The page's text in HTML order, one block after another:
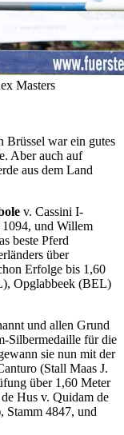
Masters
Brüssel war ein gutes
Aber auch auf
aus dem Land
v. Cassini I-
1094, und Willem
beste Pferd
über
Erfolge bis 1,60
Opglabbeek (BEL)
und allen Grund
Silbermedaille für die
sie nun mit der
(Stall Maas J.
über 1,60 Meter
Hus v. Quidam de
4847, und